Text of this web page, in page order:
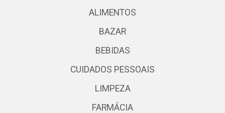
ALIMENTOS
BAZAR
BEBIDAS
CUIDADOS PESSOAIS
LIMPEZA
FARMÁCIA